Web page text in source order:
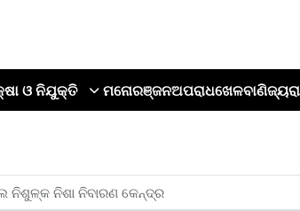
ଓ ନିଯୁକ୍ତି ମନୋରଞ୍ଜନଅପରାଧଖେଳବାଣିଜ୍ୟ
ନିଶା ନିବାରଣ କେନ୍ଦ୍ର